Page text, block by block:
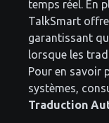
temps réel. En
TalkSmart
garantissant
lorsque les
Pour en savoir
systèmes,
Traduction